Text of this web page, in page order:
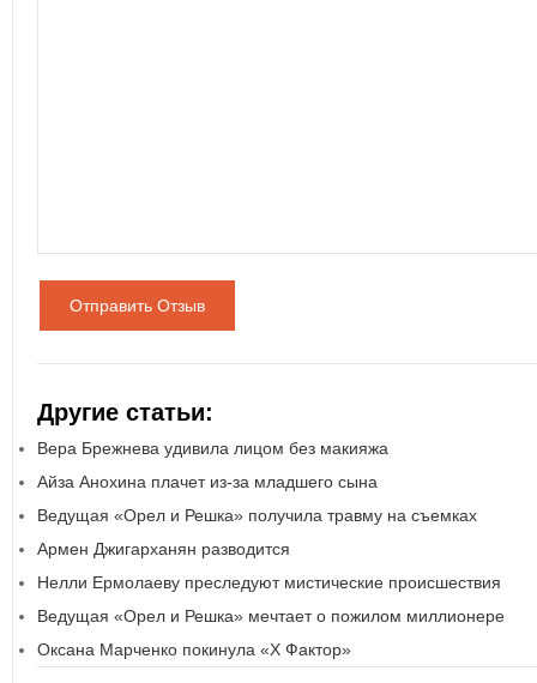
Отправить Отзыв
Другие статьи:
Вера Брежнева удивила лицом без макияжа
Айза Анохина плачет из-за младшего сына
Ведущая «Орел и Решка» получила травму на съемках
Армен Джигарханян разводится
Нелли Ермолаеву преследуют мистические происшествия
Ведущая «Орел и Решка» мечтает о пожилом миллионере
Оксана Марченко покинула «Х Фактор»